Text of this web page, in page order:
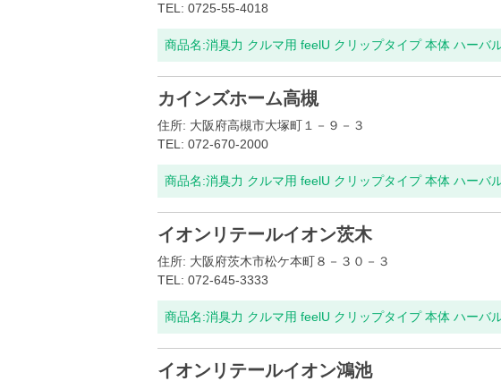
TEL: 0725-55-4018
商品名:消臭力 クルマ用 feelU クリップタイプ 本体 ハーバ
カインズホーム高槻
住所: 大阪府高槻市大塚町１－９－３
TEL: 072-670-2000
商品名:消臭力 クルマ用 feelU クリップタイプ 本体 ハーバ
イオンリテールイオン茨木
住所: 大阪府茨木市松ケ本町８－３０－３
TEL: 072-645-3333
商品名:消臭力 クルマ用 feelU クリップタイプ 本体 ハーバ
イオンリテールイオン鴻池